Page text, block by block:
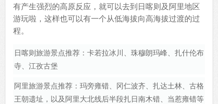
有产生强烈的高原反应，就可以去到日喀则及阿里地区
游玩啦，这样也可以有一个从低海拔向高海拔过渡的过
程。
日喀则旅游景点推荐：卡若拉冰川、珠穆朗玛峰、扎什伦布
寺、江孜古堡
阿里旅游景点推荐：玛旁雍错、冈仁波齐、扎达土林、古格
王朝遗址，以及阿里大北线后半段扎日南木错、当惹雍错等